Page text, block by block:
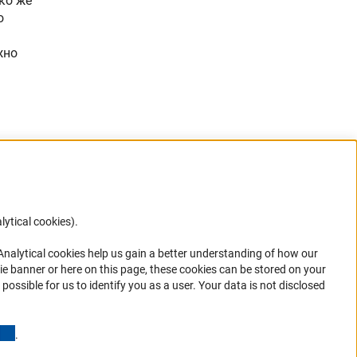
cookies).
cookies help us gain a better understanding of how our
or here on this page, these cookies can be stored on your
for us to identify you as a user. Your data is not disclosed
.